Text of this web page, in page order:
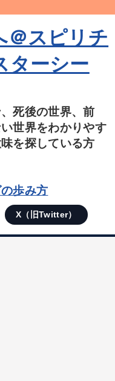
＠スピリチ
ターシー
死後の世界、前
世界をわかりやす
を探している方
歩み方
X（旧Twitter）